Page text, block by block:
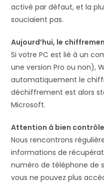
activé par défaut, et la
souciaient pas.
Aujourd’hui, le
Si votre PC est lié à un
une version Pro ou non),
automatiquement le
déchiffrement est alors
Microsoft.
Attention à bien
Nous rencontrons
informations de
numéro de téléphone de
vous ne pouvez plus